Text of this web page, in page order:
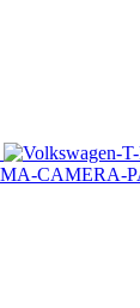
CAMERA-